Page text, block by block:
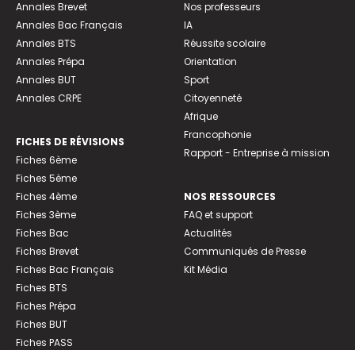
Annales Brevet
Annales Bac Français
Annales BTS
Annales Prépa
Annales BUT
Annales CRPE
FICHES DE RÉVISIONS
Fiches 6ème
Fiches 5ème
Fiches 4ème
Fiches 3ème
Fiches Bac
Fiches Brevet
Fiches Bac Français
Fiches BTS
Fiches Prépa
Fiches BUT
Fiches PASS
Nos professeurs
IA
Réussite scolaire
Orientation
Sport
Citoyenneté
Afrique
Francophonie
Rapport - Entreprise à mission
NOS RESSOURCES
FAQ et support
Actualités
Communiqués de Presse
Kit Média